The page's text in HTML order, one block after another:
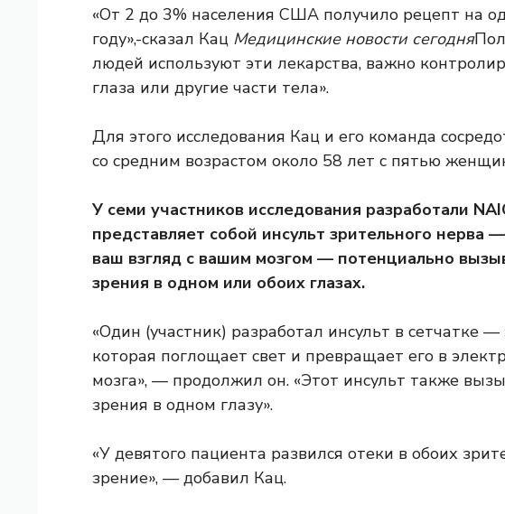
«От 2 до 3% населения США получило рецепт на
году»,-сказал Кац Медицинские новости сегодня
людей используют эти лекарства, важно
глаза или другие части тела».
Для этого исследования Кац и его команда
со средним возрастом около 58 лет с пятью
У семи участников исследования разработали
представляет собой инсульт зрительного нерва
ваш взгляд с вашим мозгом — потенциально
зрения в одном или обоих глазах.
«Один (участник) разработал инсульт в сетчатке —
которая поглощает свет и превращает его в
мозга», — продолжил он. «Этот инсульт также
зрения в одном глазу».
«У девятого пациента развился отеки в обоих
зрение», — добавил Кац.